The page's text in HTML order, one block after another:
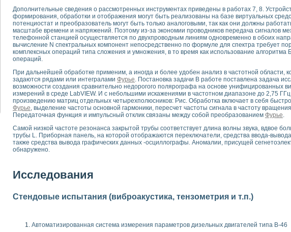
построения картины возбуждения комбинационных колебаний в пространстве Ван Дер Поля
показателей качества электрической энергии
управления источником питания PSP 2010 фирмы GW INSTEK
амперных характеристик солнечных модулей на базе USB-6008
нано-, фемто-, биотехнологии и мехатроника
по измерению временных характеристик реверсивных сред
комплекс на базе LabVIEW для исследования наноструктур
и оптимизации тепловой обработки биопродуктов с применением современных
функциональных возможностей алгоритма полигармонической экстраполяции
экономичного виртуального полярографа на основе платы USB 6008 в среде LabVIEW
макрочастиц в упорядоченных плазменно-пылевых структурах
диагностики крови
сверхпроводящим соленоидом с биквадрантным источником тока
экспериментальной физики на примере выдающихся экспериментов: самоорганизованная
осадка в реальном времени
характеристик солнечных элементов и модулей
анализа в медицинской эндоскопии
программно - аппаратного комплекса NI - Motion
Дополнительные сведения о рассмотренных инструментах приведены в работах 7, 8.
формирования, обработки и отображения могут быть реализованы на базе виртуальных
потенциостат и преобразователь могут быть только аналоговыми, так как они должны
масштабе времени и напряжений. Поэтому из-за экономии проводников передача сигналов
телефонной станцией осуществляется по двухпроводным линиям одновременно в обоих
вычисление N спектральных компонент непосредственно по формуле для спектра требует
комплексных операций типа сложения и умножения, в то время как использование алгоритма
операций.
При дальнейшей обработке применим, а иногда и более удобен анализ в частотной области,
задаются рядами или интегралами Фурье . Постановка задачи В работе поставлена задача
возможности создания сравнительно недорогого полярографа на основе унифицированных
измерений в среде LabVIEW. И с небольшими искажениями в частотном диапазоне до 2,75
произведению матриц отдельных четырехполюсников: Рис. Обработка включает в себя
Фурье , выделение частоты основной гармоники, пересчет частоты сигнала в частоту
Передаточная функция и импульсный отклик связаны между собой преобразованием Фурье
Самой низкой частоте резонанса закрытой трубы соответствует длина волны звука, вдвое
трубы L. Приборная панель, на которой отображаются переключатели, средства ввода-
также средства вывода графических данных -осциллографы. Аномалии, присущей
обнаружено.
Исследования
Стендовые испытания (виброакустика, тензометрия и т.п.)
Автоматизированная система измерения параметров дизельных двигателей типа В-46